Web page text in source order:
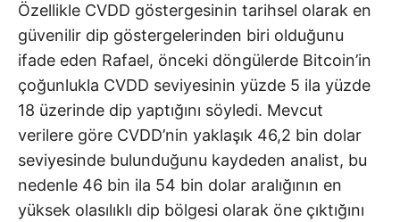
Özellikle CVDD göstergesinin tarihsel olarak en
güvenilir dip göstergelerinden biri olduğunu
ifade eden Rafael, önceki döngülerde Bitcoin’in
çoğunlukla CVDD seviyesinin yüzde 5 ila yüzde
18 üzerinde dip yaptığını söyledi. Mevcut
verilere göre CVDD’nin yaklaşık 46,2 bin dolar
seviyesinde bulunduğunu kaydeden analist, bu
nedenle 46 bin ila 54 bin dolar aralığının en
yüksek olasılıklı dip bölgesi olarak öne çıktığını